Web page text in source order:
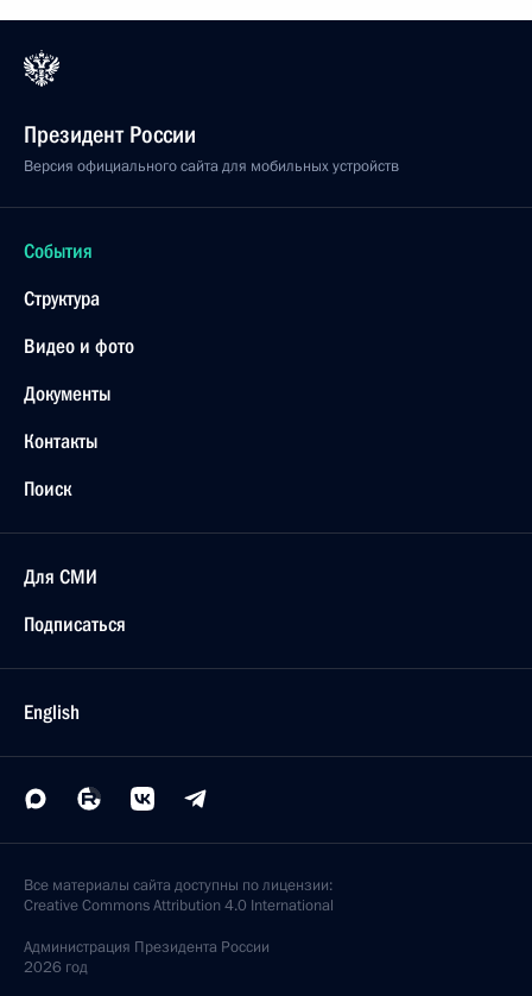
Президент России
Версия официального сайта для мобильных устройств
События
Структура
Видео и фото
Документы
Контакты
Поиск
Для СМИ
Подписаться
English
Все материалы сайта доступны по лицензии:
Creative Commons Attribution 4.0 International
Администрация Президента России
2026 год